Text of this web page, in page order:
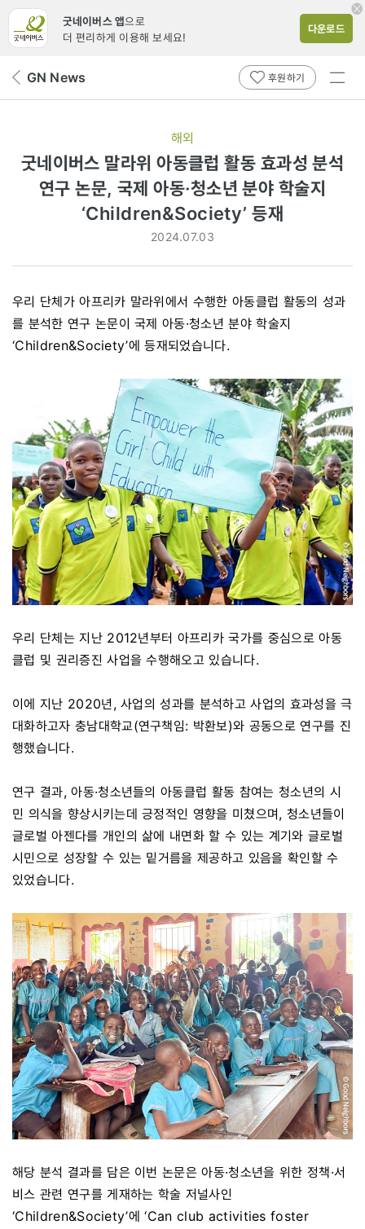
굿네이버스 앱으로
더 편리하게 이용해 보세요!
다운로드
뒤 GN News 후원하기
전체
해외
굿네이버스 말라위 아동클럽 활동 효과성 분석
연구 논문, 국제 아동·청소년 분야 학술지
‘Children&Society’ 등재
2024.07.03
우리 단체가 아프리카 말라위에서 수행한 아동클럽 활동의 성과
를 분석한 연구 논문이 국제 아동·청소년 분야 학술지
‘Children&Society’에 등재되었습니다.
우리 단체는 지난 2012년부터 아프리카 국가를 중심으로 아동
클럽 및 권리증진 사업을 수행해오고 있습니다.
이에 지난 2020년, 사업의 성과를 분석하고 사업의 효과성을 극
대화하고자 충남대학교(연구책임: 박환보)와 공동으로 연구를 진
행했습니다.
연구 결과, 아동·청소년들의 아동클럽 활동 참여는 청소년의 시
민 의식을 향상시키는데 긍정적인 영향을 미쳤으며, 청소년들이
글로벌 아젠다를 개인의 삶에 내면화 할 수 있는 계기와 글로벌
시민으로 성장할 수 있는 밑거름을 제공하고 있음을 확인할 수
있었습니다.
해당 분석 결과를 담은 이번 논문은 아동·청소년을 위한 정책·서
비스 관련 연구를 게재하는 학술 저널사인
‘Children&Society’에 ‘Can club activities foster